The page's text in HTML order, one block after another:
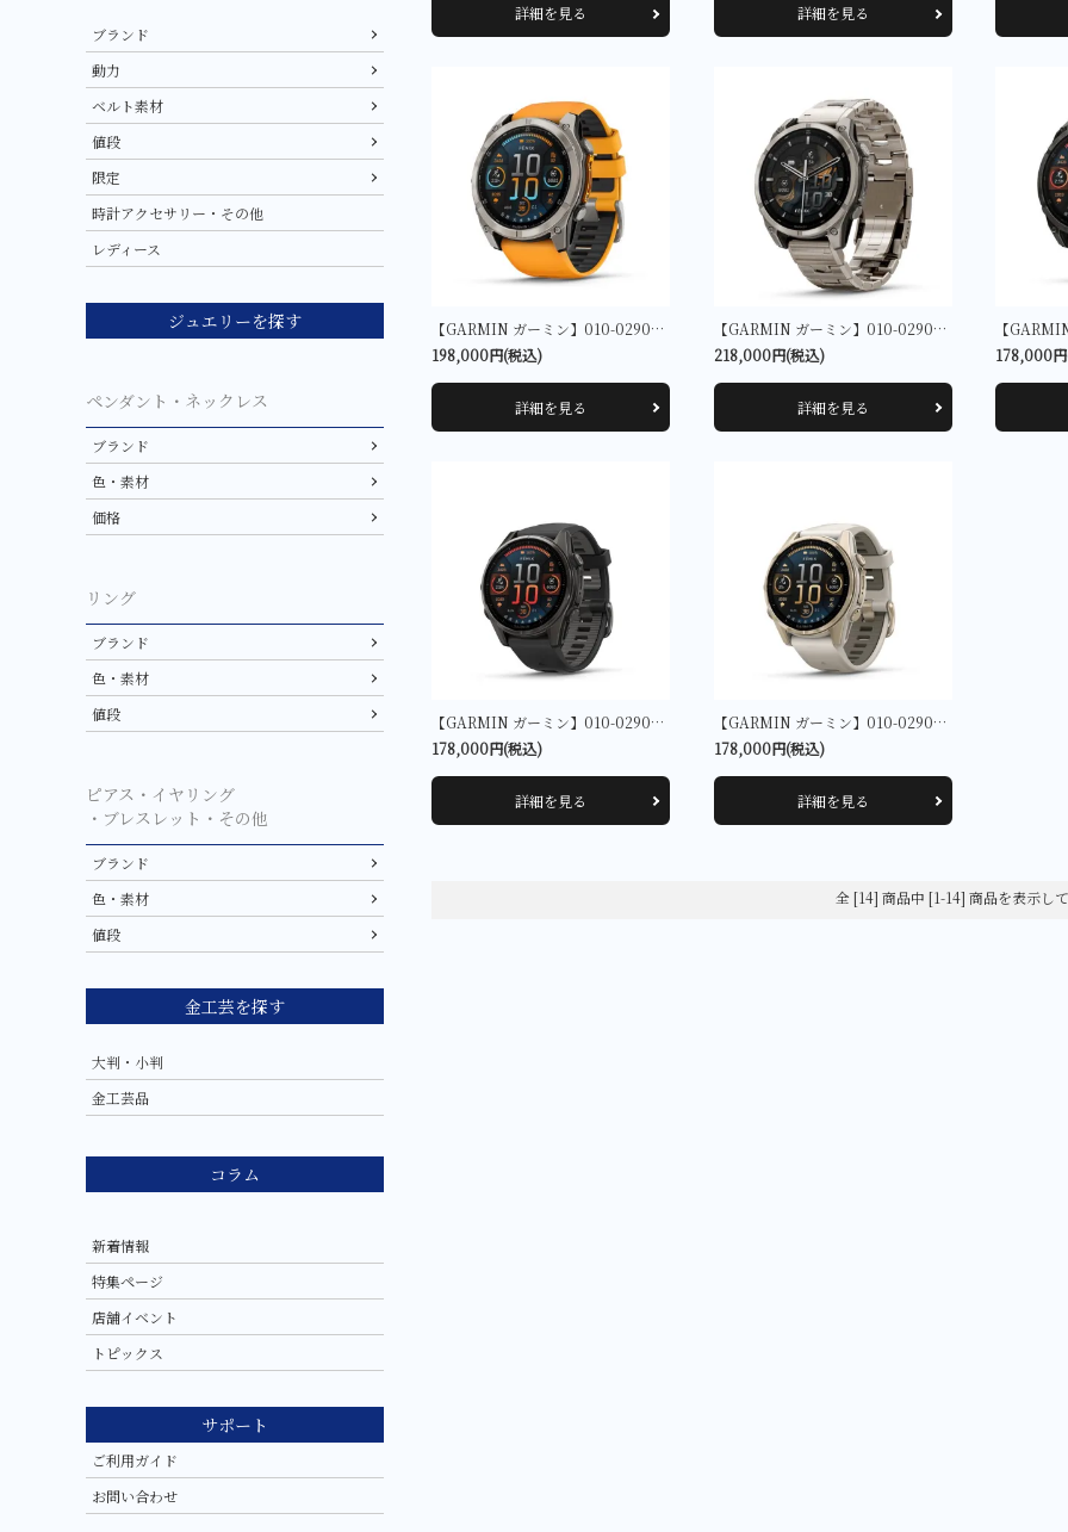
詳細を見る 詳細を見る
【GARMIN ガーミン】010-02905-50 fenix 8 Sapphire AMOLED 51mm Ti / Orange
198,000円(税込)
詳細を見る
【GARMIN ガーミン】010-02904-47 fenix 8 Sapphire AMOLED 47mm Metal Band
218,000円(税込)
詳細を見る
178,000
【GARMIN ガーミン】010-02903-27 fenix 8 Sapphire AMOLED 43mm Ti Carbon Gray DLC / Black
178,000円(税込)
詳細を見る
【GARMIN ガーミン】010-02903-16 fenix 8 Sapphire AMOLED 43mm Soft Gold / Fog Gray
178,000円(税込)
詳細を見る
全 [14] 商品中 [1-14] 商品を表示し
ブランド
動力
ベルト素材
値段
限定
時計アクセサリー・その他
レディース
ジュエリーを探す
ペンダント・ネックレス
ブランド
色・素材
価格
リング
ブランド
色・素材
値段
ピアス・イヤリング
・ブレスレット・その他
ブランド
色・素材
値段
金工芸を探す
大判・小判
金工芸品
コラム
新着情報
特集ページ
店舗イベント
トピックス
サポート
ご利用ガイド
お問い合わせ